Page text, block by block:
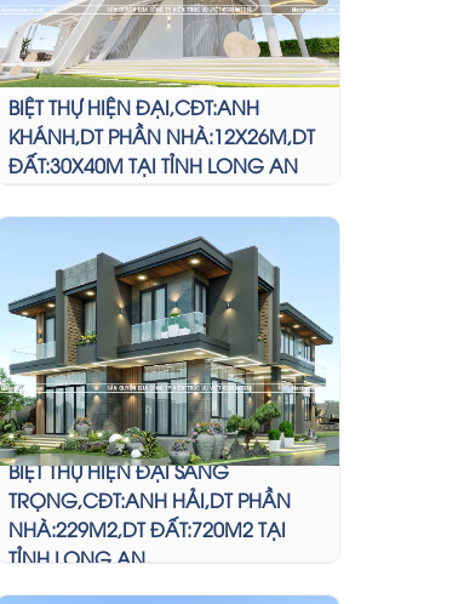
BIỆT THỰ HIỆN ĐẠI,CĐT:ANH
KHÁNH,DT PHẦN NHÀ:12X26M,DT
ĐẤT:30X40M TẠI TỈNH LONG AN
BIỆT THỰ HIỆN ĐẠI SANG
TRỌNG,CĐT:ANH HẢI,DT PHẦN
NHÀ:229M2,DT ĐẤT:720M2 TẠI
TỈNH LONG AN